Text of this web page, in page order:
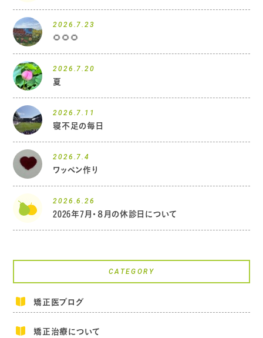
2026.7.23
🌻🌻🌻
2026.7.20
夏
2026.7.11
寝不足の毎日
2026.7.4
ワッペン作り
2026.6.26
2026年7月・８月の休診日について
CATEGORY
矯正医ブログ
矯正治療について